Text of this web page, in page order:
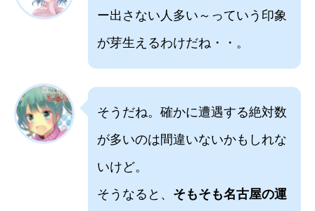
ー出さない人多い～っていう印象
が芽生えるわけだね・・。
そうだね。確かに遭遇する絶対数
が多いのは間違いないかもしれな
いけど。
そうなると、 そもそも名古屋の運